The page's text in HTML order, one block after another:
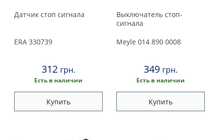
Датчик стоп сигнала
ERA 330739
312 грн.
Есть в наличии
Купить
Выключатель стоп-
сигнала
Meyle 014 890 0008
349 грн.
Есть в наличии
Купить